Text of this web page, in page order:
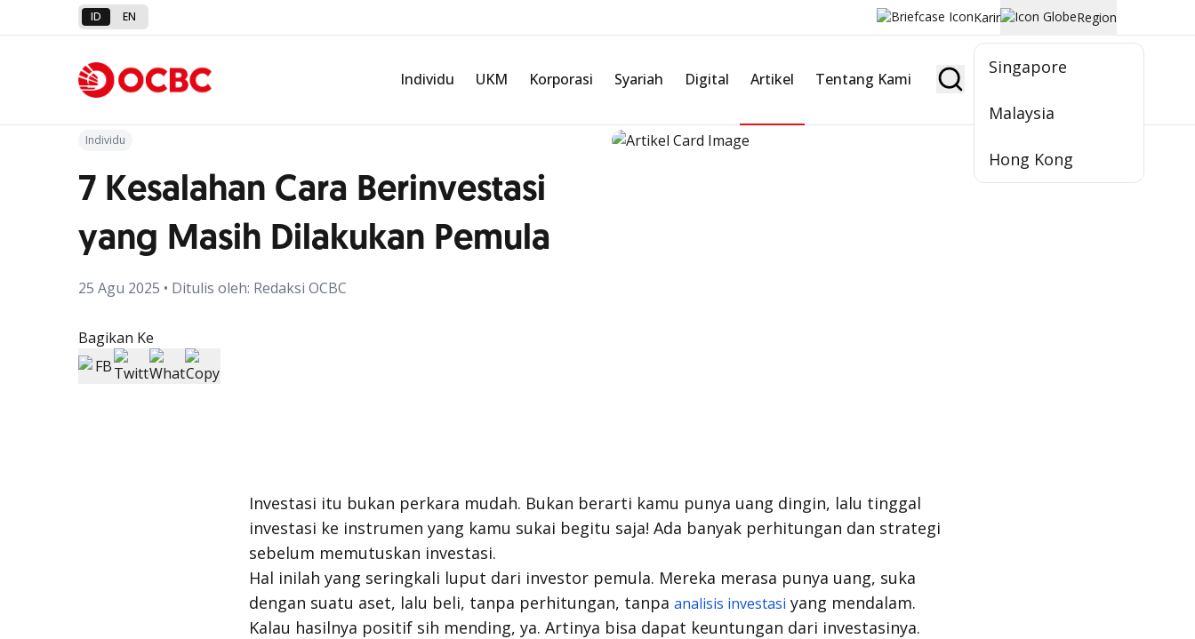
ID EN Karir Region
Singapore
Malaysia
Hong Kong
Individu UKM Korporasi Syariah Digital Artikel Tentang Kami Jadi Nasabah
Kembali ke Artikel
Individu
7 Kesalahan Cara Berinvestasi
yang Masih Dilakukan Pemula
25 Agu 2025 • Ditulis oleh: Redaksi OCBC
Bagikan Ke
Investasi itu bukan perkara mudah. Bukan berarti kamu punya uang dingin, lalu tinggal
investasi ke instrumen yang kamu sukai begitu saja! Ada banyak perhitungan dan strategi
sebelum memutuskan investasi.
Hal inilah yang seringkali luput dari investor pemula. Mereka merasa punya uang, suka
dengan suatu aset, lalu beli, tanpa perhitungan, tanpa analisis investasi yang mendalam.
Kalau hasilnya positif sih mending, ya. Artinya bisa dapat keuntungan dari investasinya.